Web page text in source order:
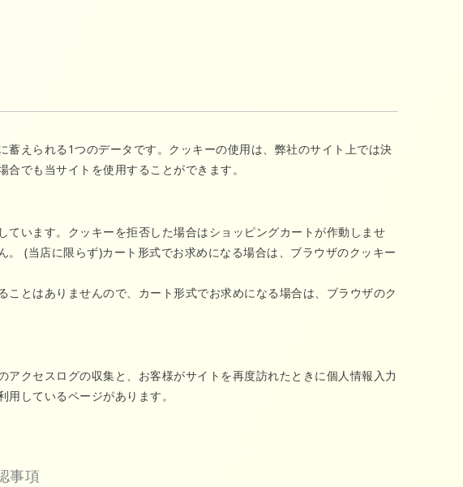
えられる1つのデータです。クッキーの使用は、弊社のサイト上では決
でも当サイトを使用することができます。
います。クッキーを拒否した場合はショッピングカートが作動しませ
(当店に限らず)カート形式でお求めになる場合は、ブラウザのクッキー
とはありませんので、カート形式でお求めになる場合は、ブラウザのク
クセスログの収集と、お客様がサイトを再度訪れたときに個人情報入力
しているページがあります。
事項